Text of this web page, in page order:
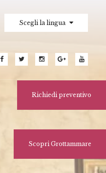
Scegli la lingua
Richiedi preventivo
Scopri Grottammare